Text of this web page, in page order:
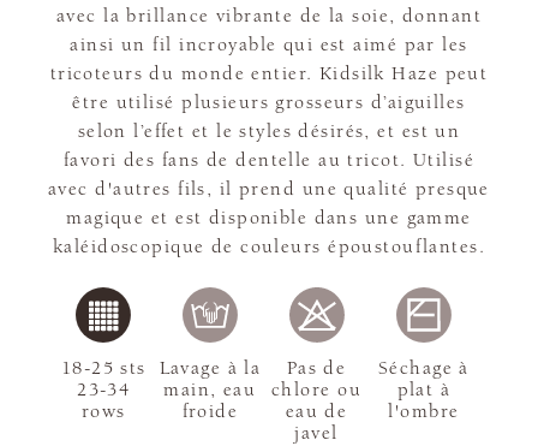
avec la brillance vibrante de la soie, donnant
ainsi un fil incroyable qui est aimé par les
tricoteurs du monde entier. Kidsilk Haze peut
être utilisé plusieurs grosseurs d’aiguilles
selon l’effet et le styles désirés, et est un
favori des fans de dentelle au tricot. Utilisé
avec d'autres fils, il prend une qualité presque
magique et est disponible dans une gamme
kaléidoscopique de couleurs époustouflantes.
18-25 sts
23-34
rows
Lavage à la
main, eau
froide
Pas de
chlore ou
eau de
javel
Séchage à
plat à
l'ombre